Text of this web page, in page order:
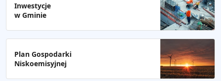
Inwestycje
w Gminie
Plan Gospodarki
Niskoemisyjnej